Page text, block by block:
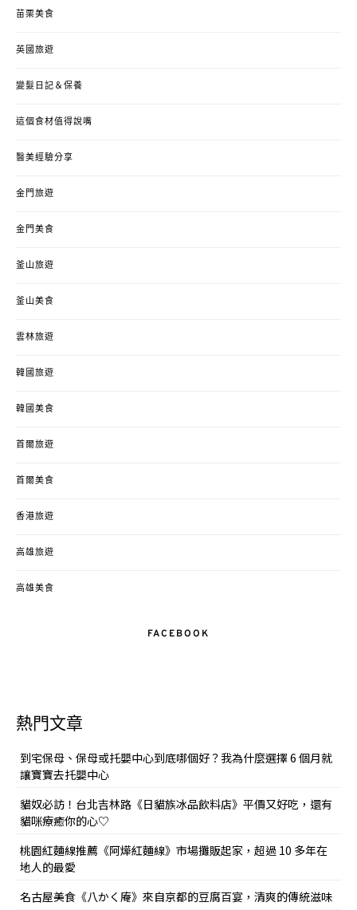
苗栗美食
英國旅遊
變髮日記＆保養
這個食材值得說嘴
醫美經驗分享
金門旅遊
金門美食
釜山旅遊
釜山美食
雲林旅遊
韓國旅遊
韓國美食
首爾旅遊
首爾美食
香港旅遊
高雄旅遊
高雄美食
FACEBOOK
熱門文章
到宅保母、保母或托嬰中心到底哪個好？我為什麼選擇 6 個月就
讓寶寶去托嬰中心
貓奴必訪！台北吉林路《日貓族冰品飲料店》平價又好吃，還有
貓咪療癒你的心♡
桃園紅麵線推薦《阿燁紅麵線》市場攤販起家，超過 10 多年在
地人的最愛
名古屋美食《八かく庵》來自京都的豆腐百宴，清爽的傳統滋味